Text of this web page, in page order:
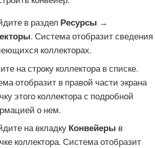
в раздел Ресурсы →
. Система отобразит сведения
коллекторах.
на строку коллектора в списке.
отобразит в правой части экрана
этого коллектора с подробной
о нем.
на вкладку Конвейеры в
коллектора. Система отобразит